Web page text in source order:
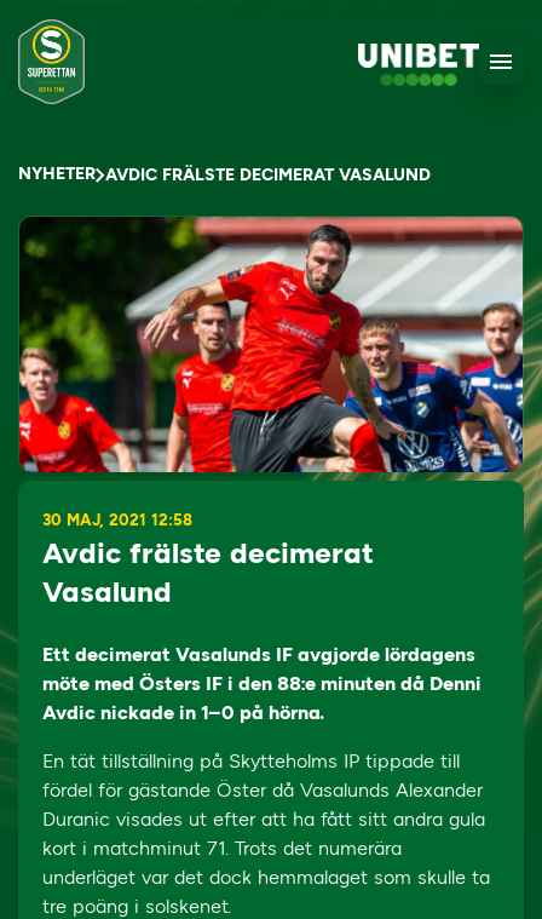
NYHETER AVDIC FRÄLSTE DECIMERAT VASALUND
30 MAJ, 2021 12:58
Avdic frälste decimerat
Vasalund
Ett decimerat Vasalunds IF avgjorde lördagens
möte med Östers IF i den 88:e minuten då Denni
Avdic nickade in 1–0 på hörna.
En tät tillställning på Skytteholms IP tippade till
fördel för gästande Öster då Vasalunds Alexander
Duranic visades ut efter att ha fått sitt andra gula
kort i matchminut 71. Trots det numerära
underläget var det dock hemmalaget som skulle ta
tre poäng i solskenet.